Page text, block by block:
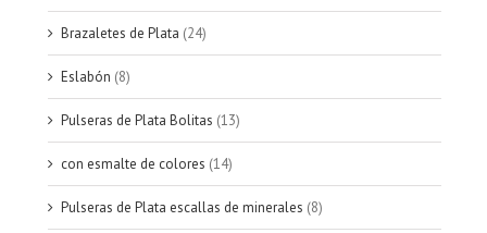
Brazaletes de Plata (24)
Eslabón (8)
Pulseras de Plata Bolitas (13)
con esmalte de colores (14)
Pulseras de Plata escallas de minerales (8)